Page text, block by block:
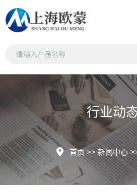
行业动
首页 >>新闻中心